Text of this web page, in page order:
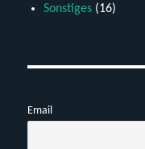
Sonstiges (16)
Email